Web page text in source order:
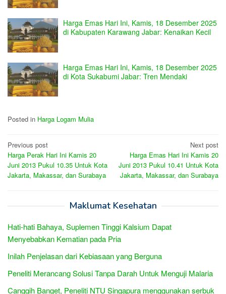
Harga Emas Hari Ini, Kamis, 18 Desember 2025
di Kabupaten Karawang Jabar: Kenaikan Kecil
Harga Emas Hari Ini, Kamis, 18 Desember 2025
di Kota Sukabumi Jabar: Tren Mendaki
Posted in Harga Logam Mulia
Post
navigation
Previous post
Harga Perak Hari Ini Kamis 20
Juni 2013 Pukul 10.35 Untuk Kota
Jakarta, Makassar, dan Surabaya
Next post
Harga Emas Hari Ini Kamis 20
Juni 2013 Pukul 10.41 Untuk Kota
Jakarta, Makassar, dan Surabaya
Maklumat Kesehatan
Hati-hati Bahaya, Suplemen Tinggi Kalsium Dapat
Menyebabkan Kematian pada Pria
Inilah Penjelasan dari Kebiasaan yang Berguna
Peneliti Merancang Solusi Tanpa Darah Untuk Menguji Malaria
Canggih Banget, Peneliti NTU Singapura menggunakan serbuk